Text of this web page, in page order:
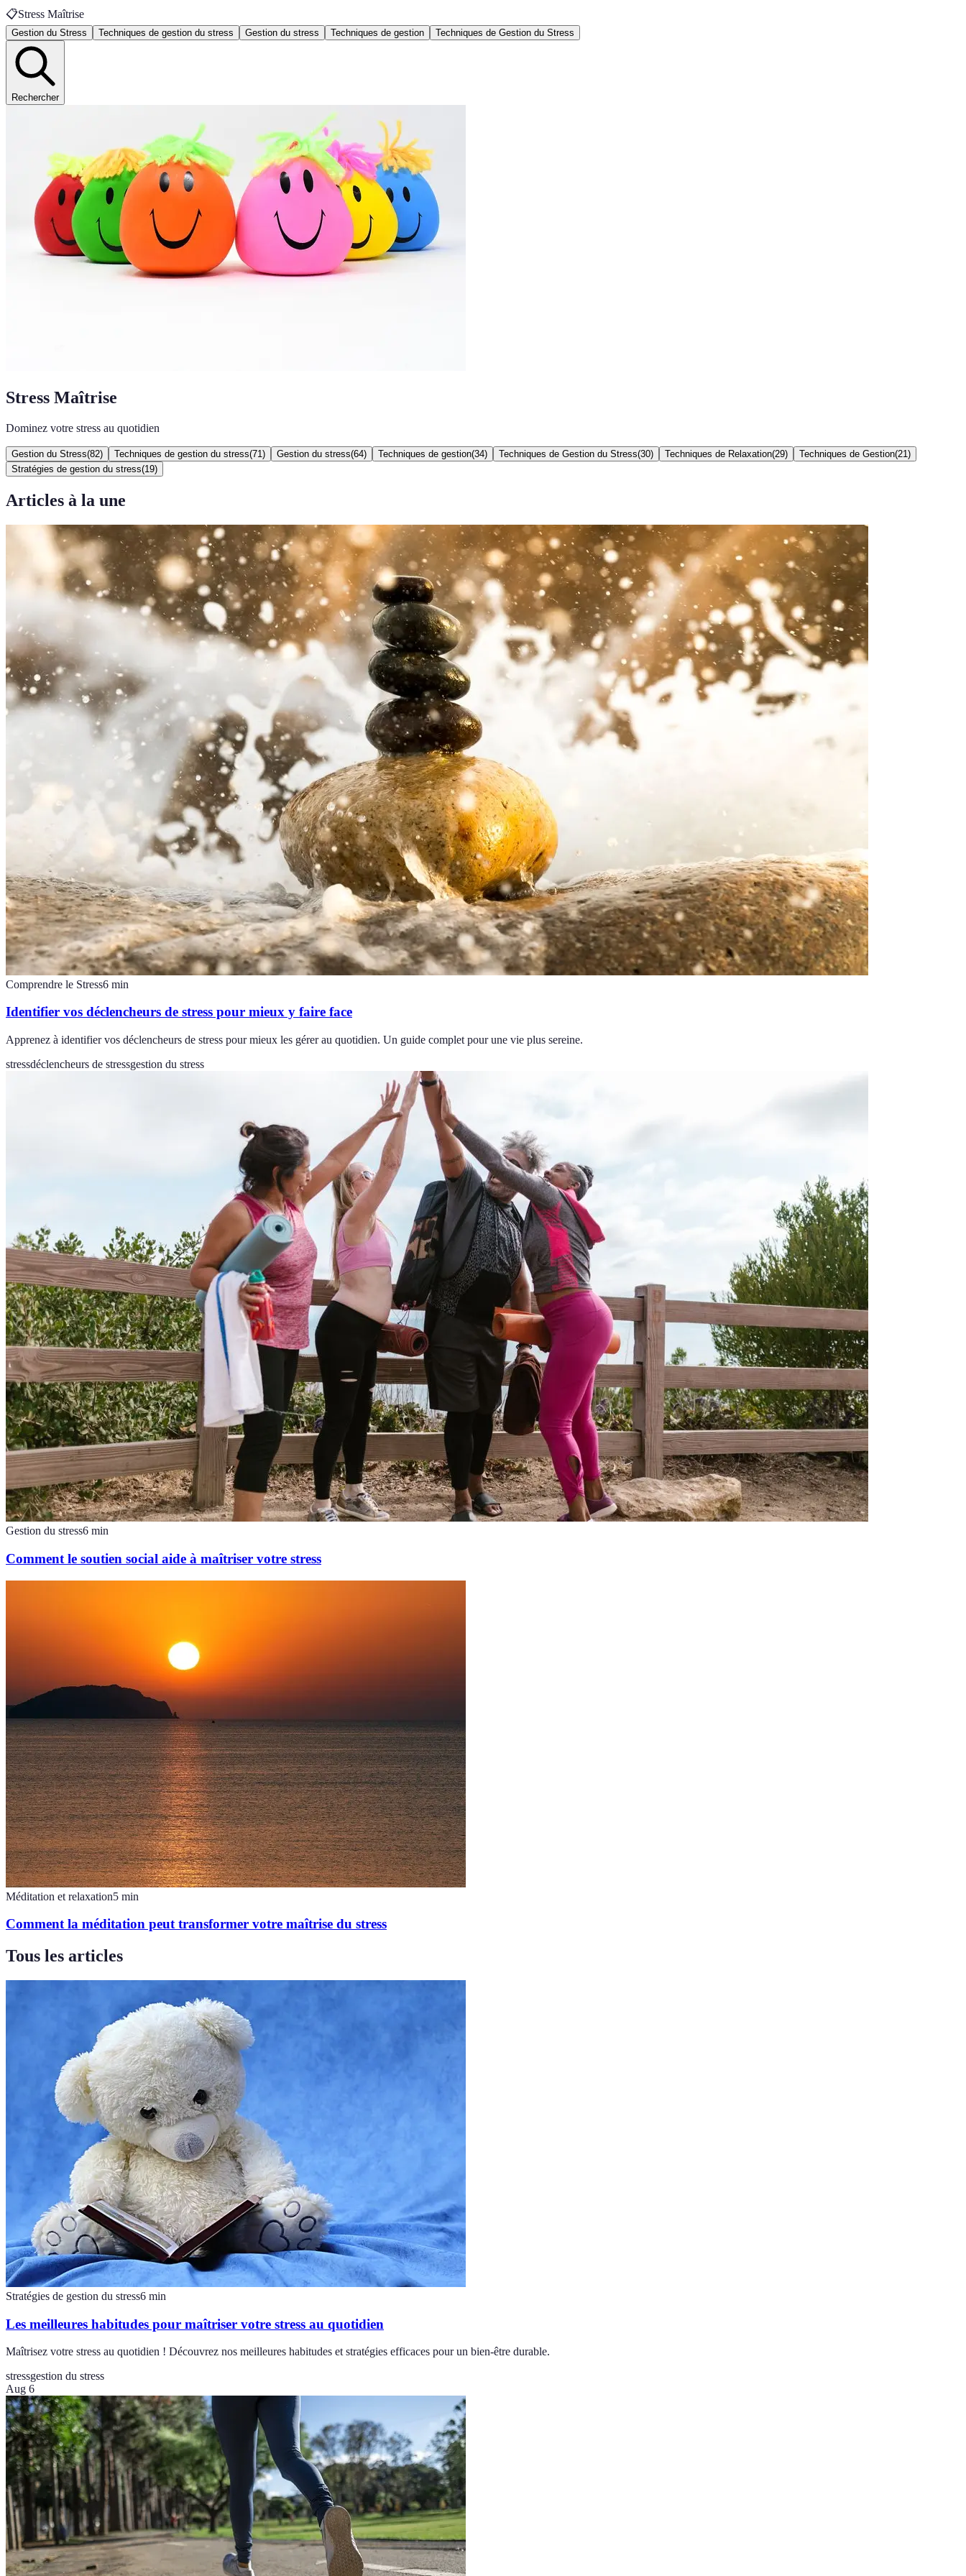
📋Stress Maîtrise
Gestion du Stress Techniques de gestion du stress Gestion du stress Techniques de gestion Techniques de Gestion du Stress
Rechercher
Stress Maîtrise
Dominez votre stress au quotidien
Gestion du Stress(82) Techniques de gestion du stress(71 ) Gestion du stress(64) Techniques de gestion(34) Techniques de Gestion du Stress(30) Techniques de Relaxation(29) Techniques de Gestion(21 )
Stratégies de gestion du stress(19)
Articles à la une
Comprendre le Stress6 min
Identifier vos déclencheurs de stress pour mieux y faire face
Apprenez à identifier vos déclencheurs de stress pour mieux les gérer au quotidien. Un guide complet pour une vie plus sereine.
stressdéclencheurs de stressgestion du stress
Gestion du stress6 min
Comment le soutien social aide à maîtriser votre stress
Méditation et relaxation5 min
Comment la méditation peut transformer votre maîtrise du stress
Tous les articles
Stratégies de gestion du stress6 min
Les meilleures habitudes pour maîtriser votre stress au quotidien
Maîtrisez votre stress au quotidien ! Découvrez nos meilleures habitudes et stratégies efficaces pour un bien-être durable.
stressgestion du stress
Aug 6